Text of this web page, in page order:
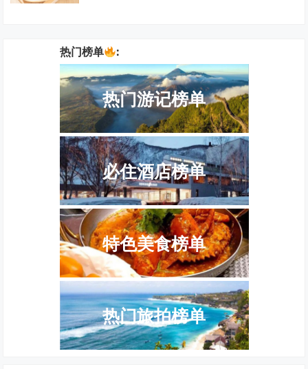
热门榜单 :
热门游记榜单
必住酒店榜单
特色美食榜单
热门旅拍榜单